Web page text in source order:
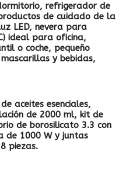
refrigerador de
de cuidado de la
LED, nevera para
ideal para oficina,
o coche, pequeño
y bebidas,
aceites esenciales,
de 2000 ml, kit de
de borosilicato 3.3 con
de 1000 W y juntas
piezas.